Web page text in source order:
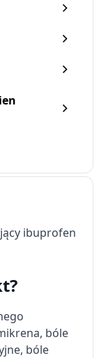
40
ibuprofen
bóle
bóle